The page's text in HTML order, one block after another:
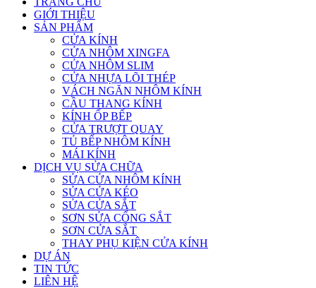
GIỚI THIỆU
SẢN PHẨM
CỬA KÍNH
CỬA NHÔM XINGFA
CỬA NHÔM SLIM
CỬA NHỰA LÕI THÉP
VÁCH NGĂN NHÔM KÍNH
CẦU THANG KÍNH
KÍNH ỐP BẾP
CỬA TRƯỢT QUAY
TỦ BẾP NHÔM KÍNH
MÁI KÍNH
DỊCH VỤ SỬA CHỮA
SỬA CỬA NHÔM KÍNH
SỬA CỬA KÉO
SỬA CỬA SẮT
SƠN SỬA CỔNG SẮT
SƠN CỬA SẮT
THAY PHỤ KIỆN CỬA KÍNH
DỰ ÁN
TIN TỨC
LIÊN HỆ